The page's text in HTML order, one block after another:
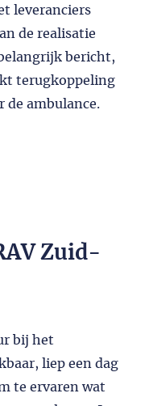
leveranciers
de realisatie
bericht,
terugkoppeling
de ambulance.
Zuid-
bij het
liep een dag
te ervaren wat